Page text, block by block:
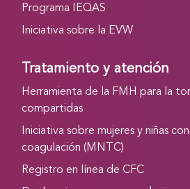
Programa IEQAS
Iniciativa sobre la EVW
Tratamiento y atención
Herramienta de la FMH para la
compartidas
Iniciativa sobre mujeres y niñas
coagulación (MNTC)
Registro en línea de CFC